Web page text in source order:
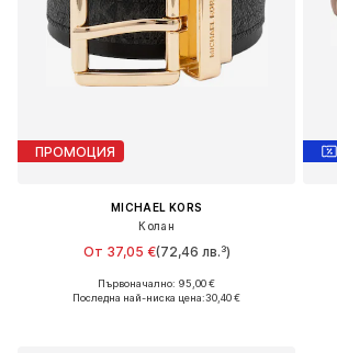
ПРОМОЦИЯ
MICHAEL KORS
Колан
От 37,05 €(72,46 лв.³)
Налични размери: 65, 75
Първоначално: 95,00 €
Последна най-ниска цена:30,40 €